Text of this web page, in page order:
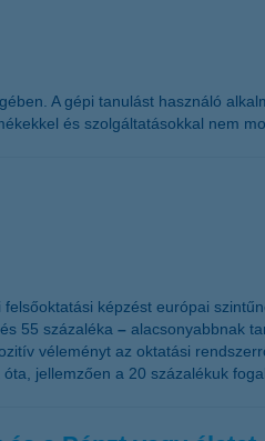
A gépi tanulást használó
és szolgáltatásokkal nem
képzést európai
55 százaléka – alacsonyabbnak
véleményt az oktatási
jellemzően a 20 százalékuk